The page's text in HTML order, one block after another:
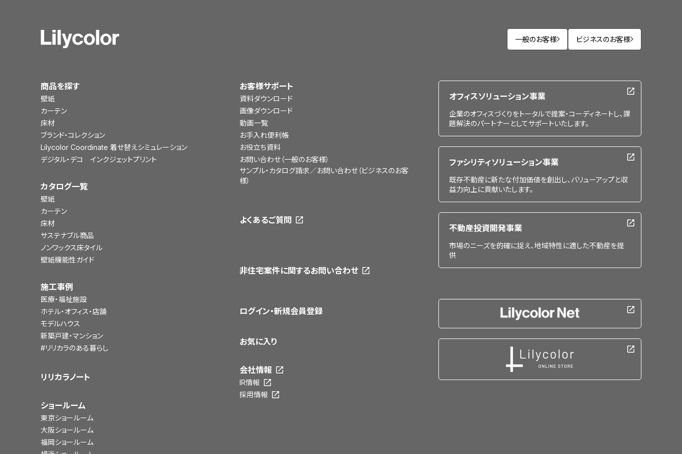
一般のお客様 ビジネスのお客様
商品を探す
壁紙
カーテン
床材
ブランド・コレクション
Lilycolor Coordinate 着せ替えシミュレーション
デジタル・デコ インクジェットプリント
カタログ一覧
壁紙
カーテン
床材
サステナブル商品
ノンワックス床タイル
壁紙機能性ガイド
施工事例
医療・福祉施設
ホテル・オフィス・店舗
モデルハウス
新築戸建・マンション
#リリカラのある暮らし
リリカラノート
ショールーム
東京ショールーム
大阪ショールーム
福岡ショールーム
お客様サポート
資料ダウンロード
画像ダウンロード
動画一覧
お手入れ便利帳
お役立ち資料
お問い合わせ（一般のお客様）
サンプル・カタログ請求／お問い合わせ（ビジネスのお客
様）
よくあるご質問
非住宅案件に関するお問い合わせ
ログイン・新規会員登録
お気に入り
会社情報
IR情報
採用情報
オフィスソリューション事業
企業のオフィスづくりをトータルで提案・コーディネートし、課
題解決のパートナーとしてサポートいたします。
ファシリティソリューション事業
既存不動産に新たな付加価値を創出し、バリューアップと収
益力向上に貢献いたします。
不動産投資開発事業
市場のニーズを的確に捉え、地域特性に適した不動産を提
供